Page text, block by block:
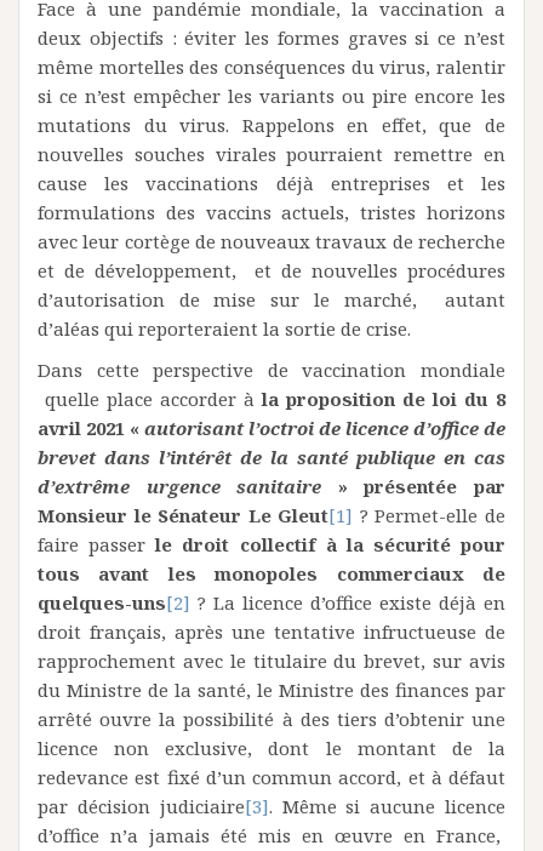
Face à une pandémie mondiale, la vaccination a
deux objectifs : éviter les formes graves si ce n’est
même mortelles des conséquences du virus, ralentir
si ce n’est empêcher les variants ou pire encore les
mutations du virus. Rappelons en effet, que de
nouvelles souches virales pourraient remettre en
cause les vaccinations déjà entreprises et les
formulations des vaccins actuels, tristes horizons
avec leur cortège de nouveaux travaux de recherche
et de développement, et de nouvelles procédures
d’autorisation de mise sur le marché, autant
d’aléas qui reporteraient la sortie de crise.
Dans cette perspective de vaccination mondiale
quelle place accorder àla proposition de loi du 8
avril 2021 « autorisant l’octroi de licence d’office de
brevet dans l’intérêt de la santé publique en cas
d’extrême urgence sanitaire » présentée par
Monsieur le Sénateur Le Gleut[1] ? Permet-elle de
faire passerle droit collectif à la sécurité pour
tous avant les monopoles commerciaux de
quelques-uns[2] ? La licence d’office existe déjà en
droit français, après une tentative infructueuse de
rapprochement avec le titulaire du brevet, sur avis
du Ministre de la santé, le Ministre des finances par
arrêté ouvre la possibilité à des tiers d’obtenir une
licence non exclusive, dont le montant de la
redevance est fixé d’un commun accord, et à défaut
par décision judiciaire[3]. Même si aucune licence
d’office n’a jamais été mis en œuvre en France,